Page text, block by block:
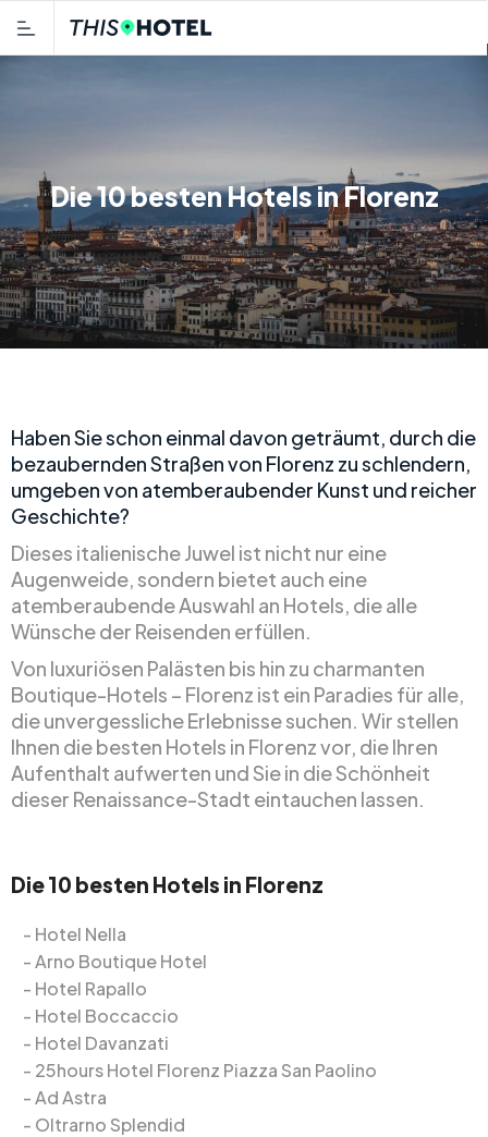
Die 10 besten Hotels in Florenz
Haben Sie schon einmal davon geträumt, durch die
bezaubernden Straßen von Florenz zu schlendern,
umgeben von atemberaubender Kunst und reicher
Geschichte?
Dieses italienische Juwel ist nicht nur eine
Augenweide, sondern bietet auch eine
atemberaubende Auswahl an Hotels, die alle
Wünsche der Reisenden erfüllen.
Von luxuriösen Palästen bis hin zu charmanten
Boutique-Hotels – Florenz ist ein Paradies für alle,
die unvergessliche Erlebnisse suchen. Wir stellen
Ihnen die besten Hotels in Florenz vor, die Ihren
Aufenthalt aufwerten und Sie in die Schönheit
dieser Renaissance-Stadt eintauchen lassen.
Die 10 besten Hotels in Florenz
Hotel Nella
Arno Boutique Hotel
Hotel Rapallo
Hotel Boccaccio
Hotel Davanzati
25hours Hotel Florenz Piazza San Paolino
Ad Astra
Oltrarno Splendid